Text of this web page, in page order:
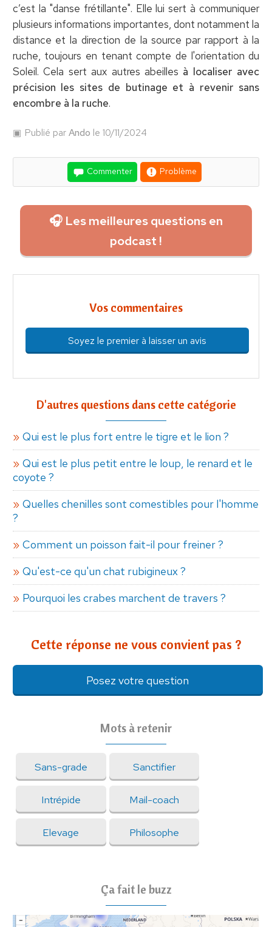
c’est la "danse frétillante". Elle lui sert à communiquer
plusieurs informations importantes, dont notamment la
distance et la direction de la source par rapport à la
ruche, toujours en tenant compte de l'orientation du
Soleil. Cela sert aux autres abeilles à localiser avec
précision les sites de butinage et à revenir sans
encombre à la ruche.
Publié parAndo le 10/11/2024
Commenter Problème
🎧 Les meilleures questions en
podcast !
Vos commentaires
Soyez le premier à laisser un avis
D'autres questions dans cette catégorie
Qui est le plus fort entre le tigre et le lion ?
Qui est le plus petit entre le loup, le renard et le
coyote ?
Quelles chenilles sont comestibles pour l'homme
?
Comment un poisson fait-il pour freiner ?
Qu'est-ce qu'un chat rubigineux ?
Pourquoi les crabes marchent de travers ?
Cette réponse ne vous convient pas ?
Posez votre question
Mots à retenir
Sans-grade Sanctifier
Intrépide Mail-coach
Elevage Philosophe
Ça fait le buzz